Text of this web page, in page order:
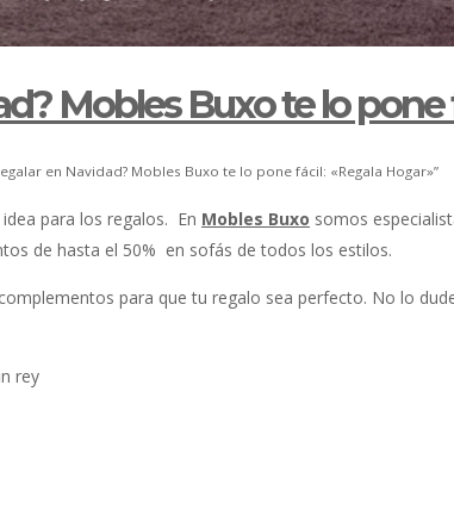
Mobles Buxo te lo pone
en Navidad? Mobles Buxo te lo pone fácil: «Regala Hogar»”
para los regalos. En Mobles Buxo somos
de hasta el 50% en sofás de todos los estilos.
para que tu regalo sea perfecto. No lo
rey